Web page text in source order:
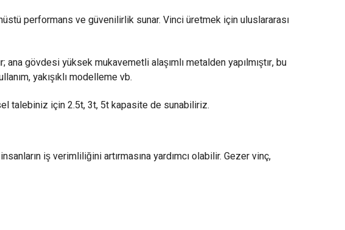
performans ve güvenilirlik sunar. Vinci üretmek için uluslararası
gövdesi yüksek mukavemetli alaşımlı metalden yapılmıştır, bu
yakışıklı modelleme vb.
talebiniz için 2.5t, 3t, 5t kapasite de sunabiliriz.
iş verimliliğini artırmasına yardımcı olabilir. Gezer vinç,